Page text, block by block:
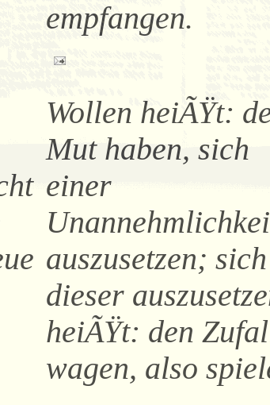
empfangen.
Wollen heiÃŸt:
Mut haben, sich
einer
auszusetzen; sich
dieser
heiÃŸt: den
wagen, also